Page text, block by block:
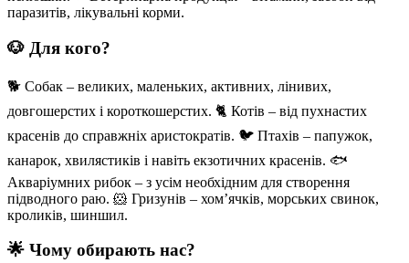
паразитів, лікувальні корми.
🐶 Для кого?
🐕 Собак – великих, маленьких, активних, лінивих,
довгошерстих і короткошерстих. 🐈 Котів – від пухнастих
красенів до справжніх аристократів. 🐦 Птахів – папужок,
канарок, хвилястиків і навіть екзотичних красенів. 🐟
Акваріумних рибок – з усім необхідним для створення
підводного раю. 🐹 Гризунів – хом’ячків, морських свинок,
кроликів, шиншил.
🌟 Чому обирають нас?